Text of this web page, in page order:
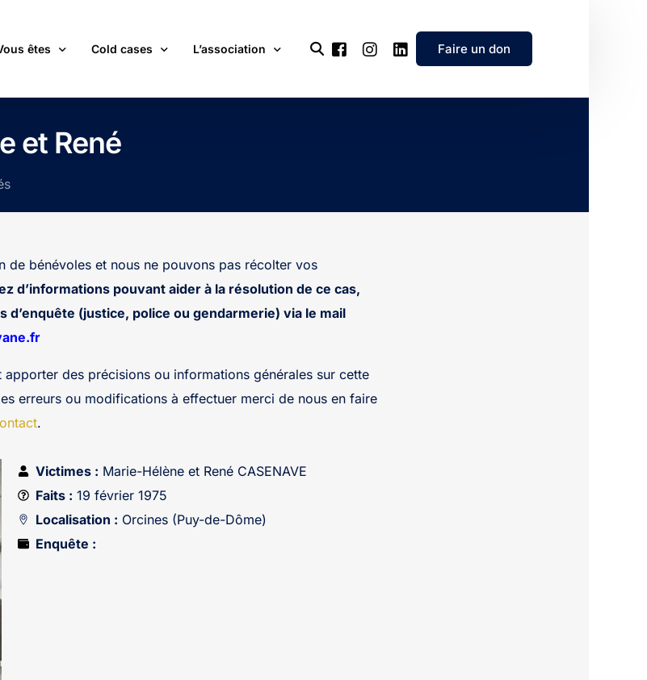
êtes
victime d’une affaire non élucidée
expert ou professionnel(le) du monde judiciaire
par les cold cases
futur adhérent ou bénévole
Cold cases
La carte des cold cases
La liste des cold cases
L’association
Devenir bénévole
Contact
Faire un don
et René
de bénévoles et nous ne pouvons pas récolter vos
d’informations pouvant aider à la résolution de ce cas,
(justice, police ou gendarmerie) via le mail
apporter des précisions ou informations générales sur cette
erreurs ou modifications à effectuer merci de nous en faire
.
Victimes : Marie-Hélène et René CASENAVE
Faits : 19 février 1975
Localisation : Orcines (Puy-de-Dôme)
Enquête :